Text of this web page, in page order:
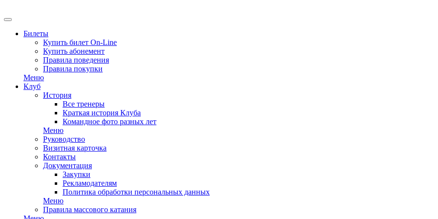
Билеты
Купить билет On-Line
Купить абонемент
Правила поведения
Правила покупки
Меню
Клуб
История
Все тренеры
Краткая история Клуба
Командное фото разных лет
Меню
Руководство
Визитная карточка
Контакты
Документация
Закупки
Рекламодателям
Политика обработки персональных данных
Меню
Правила массового катания